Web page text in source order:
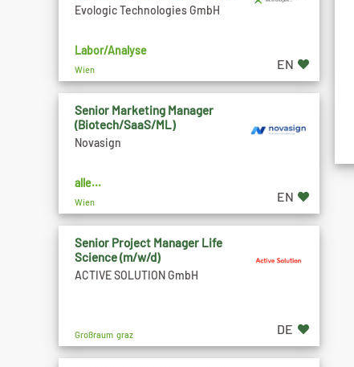
Evologic Technologies GmbH
Labor/Analyse
Wien EN
Senior Marketing Manager
(Biotech/SaaS/ML)
Novasign
alle...
Wien EN
Senior Project Manager Life
Science (m/w/d)
ACTIVE SOLUTION GmbH
Großraum graz DE